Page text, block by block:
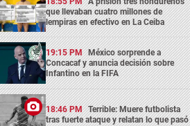
que llevaban cuatro millones de
lempiras en efectivo en La Ceiba
19:15 PM México sorprende a
Concacaf y anuncia decisión sobre
Infantino en la FIFA
18:46 PM Terrible: Muere futbolista
tras fuerte ataque y relatan lo que pasó